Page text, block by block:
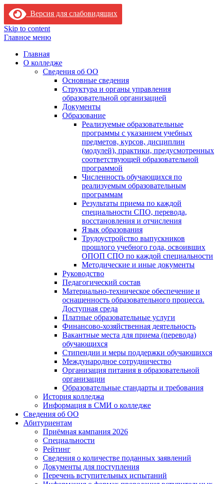
Версия для слабовидящих
Skip to content
Главное меню
Главная
О колледже
Сведения об ОО
Основные сведения
Структура и органы управления
образовательной организацией
Документы
Образование
Реализуемые образовательные
программы с указанием учебных
предметов, курсов, дисциплин
(модулей), практики, предусмотренных
соответствующей образовательной
программой
Численность обучающихся по
реализуемым образовательным
программам
Результаты приема по каждой
специальности СПО, перевода,
восстановления и отчисления
Язык образования
Трудоустройство выпускников
прошлого учебного года, освоивших
ОПОП СПО по каждой специальности
Методические и иные документы
Руководство
Педагогический состав
Материально-техническое обеспечение и
оснащенность образовательного процесса.
Доступная среда
Платные образовательные услуги
Финансово-хозяйственная деятельность
Вакантные места для приема (перевода)
обучающихся
Стипендии и меры поддержки обучающихся
Международное сотрудничество
Организация питания в образовательной
организации
Образовательные стандарты и требования
История колледжа
Информация в СМИ о колледже
Сведения об ОО
Абитуриентам
Приёмная кампания 2026
Специальности
Рейтинг
Сведения о количестве поданных заявлений
Документы для поступления
Перечень вступительных испытаний